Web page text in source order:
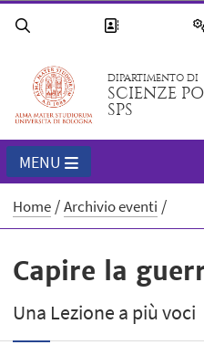
DIPARTIMENTO DI
SCIENZE
SPS
MENU
Home Archivio eventi
Capire la
Una Lezione a più voci